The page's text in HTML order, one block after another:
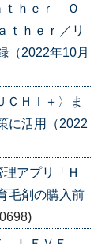
ｔｈｅｒ Ｏ
ｔｈｅｒ／リ
（2022年10月
ＣＨＩ＋〉ま
に活用（2022
アプリ「Ｈ
毛剤の購入前